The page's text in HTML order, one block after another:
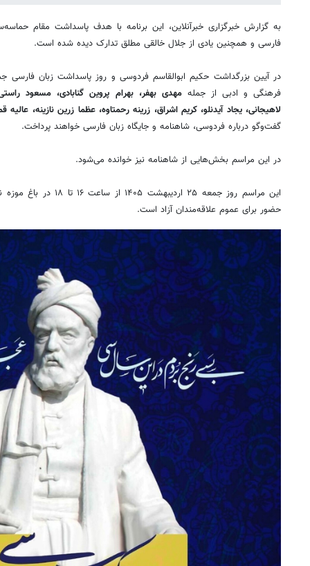
به گزارش خبرگزاری خبرآنلاین، این برنامه با هدف پاسداشت مقام
فارسی و همچنین یادی از جلال خالقی مطلق تدارک دیده شده است.
در آیین بزرگداشت حکیم ابوالقاسم فردوسی و روز پاسداشت زبان فارسی
فرهنگی و ادبی از جملهمهدی بهفر، بهرام پروین گنابادی، مسعود
لاهیجانی، یجاد آیدنلو، کریم اشراق، زرینه رحمتاوه، عظما زرین نازینه،
گفت‌وگو درباره فردوسی، شاهنامه و جایگاه زبان فارسی خواهند پرداخت.
در این مراسم بخش‌هایی از شاهنامه نیز خوانده می‌شود.
این مراسم روز جمعه ۲۵
حضور برای عموم علاقه‌مندان آزاد است.